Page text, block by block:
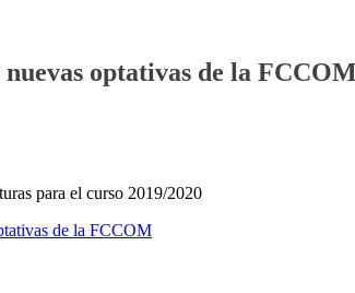
nuevas optativas de la FCCOM
para el curso 2019/2020